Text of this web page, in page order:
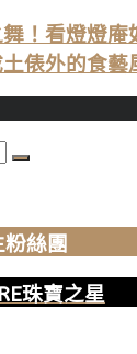
！看燈燈庵
俵外的食藝
絲團
珠寶之星